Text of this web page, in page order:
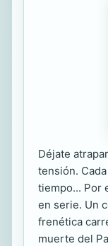
Déjate
tensión.
tiempo... Por
en serie. Un
frenética
muerte del